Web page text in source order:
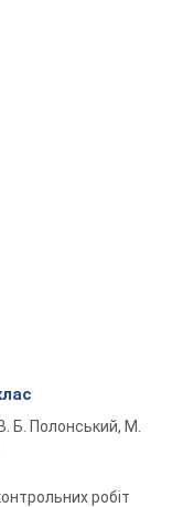
Б. Полонський, М.
робіт